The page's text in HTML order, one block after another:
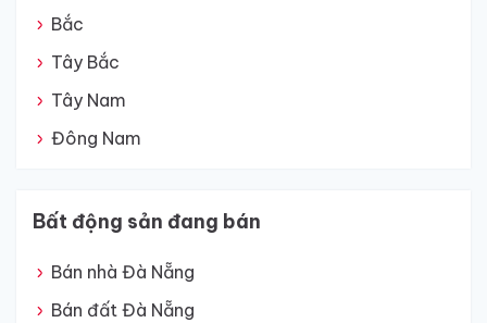
Bắc
Tây Bắc
Tây Nam
Đông Nam
Bất động sản đang bán
Bán nhà Đà Nẵng
Bán đất Đà Nẵng